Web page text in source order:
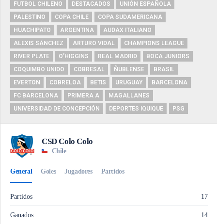
FUTBOL CHILENO
DESTACADOS
UNIÓN ESPAÑOLA
PALESTINO
COPA CHILE
COPA SUDAMERICANA
HUACHIPATO
ARGENTINA
AUDAX ITALIANO
ALEXIS SÁNCHEZ
ARTURO VIDAL
CHAMPIONS LEAGUE
RIVER PLATE
O'HIGGINS REAL MADRID
BOCA JUNIORS
COQUIMBO UNIDO
COBRESAL ÑUBLENSE
BRASIL
EVERTON
COBRELOA BETIS URUGUAY
BARCELONA
FC BARCELONA
PRIMERA A
MAGALLANES
UNIVERSIDAD DE CONCEPCIÓN
DEPORTES IQUIQUE PSG